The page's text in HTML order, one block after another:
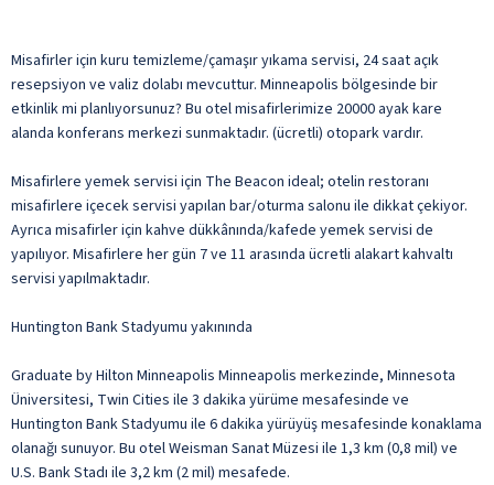
Misafirler için kuru temizleme/çamaşır yıkama servisi, 24 saat açık
resepsiyon ve valiz dolabı mevcuttur. Minneapolis bölgesinde bir
etkinlik mi planlıyorsunuz? Bu otel misafirlerimize 20000 ayak kare
alanda konferans merkezi sunmaktadır. (ücretli) otopark vardır.
Misafirlere yemek servisi için The Beacon ideal; otelin restoranı
misafirlere içecek servisi yapılan bar/oturma salonu ile dikkat çekiyor.
Ayrıca misafirler için kahve dükkânında/kafede yemek servisi de
yapılıyor. Misafirlere her gün 7 ve 11 arasında ücretli alakart kahvaltı
servisi yapılmaktadır.
Huntington Bank Stadyumu yakınında
Graduate by Hilton Minneapolis Minneapolis merkezinde, Minnesota
Üniversitesi, Twin Cities ile 3 dakika yürüme mesafesinde ve
Huntington Bank Stadyumu ile 6 dakika yürüyüş mesafesinde konaklama
olanağı sunuyor. Bu otel Weisman Sanat Müzesi ile 1,3 km (0,8 mil) ve
U.S. Bank Stadı ile 3,2 km (2 mil) mesafede.